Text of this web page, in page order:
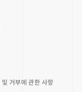
및 거부에 관한 사항